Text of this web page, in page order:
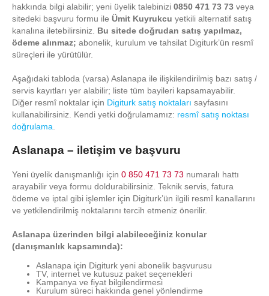
hakkında bilgi alabilir; yeni üyelik talebinizi 0850 471 73 73 veya
sitedeki başvuru formu ile Ümit Kuyrukcu yetkili alternatif satış
kanalına iletebilirsiniz. Bu sitede doğrudan satış yapılmaz,
ödeme alınmaz; abonelik, kurulum ve tahsilat Digiturk’ün resmî
süreçleri ile yürütülür.
Aşağıdaki tabloda (varsa) Aslanapa ile ilişkilendirilmiş bazı satış /
servis kayıtları yer alabilir; liste tüm bayileri kapsamayabilir.
Diğer resmî noktalar için Digiturk satış noktaları sayfasını
kullanabilirsiniz. Kendi yetki doğrulamamız: resmî satış noktası
doğrulama
Aslanapa – iletişim ve başvuru
Yeni üyelik danışmanlığı için 0 850 471 73 73 numaralı hattı
arayabilir veya formu doldurabilirsiniz. Teknik servis, fatura
ödeme ve iptal gibi işlemler için Digiturk’ün ilgili resmî kanallarını
ve yetkilendirilmiş noktalarını tercih etmeniz önerilir.
Aslanapa üzerinden bilgi alabileceğiniz konular
(danışmanlık kapsamında):
Aslanapa için Digiturk yeni abonelik başvurusu
TV, internet ve kutusuz paket seçenekleri
Kampanya ve fiyat bilgilendirmesi
Kurulum süreci hakkında genel yönlendirme